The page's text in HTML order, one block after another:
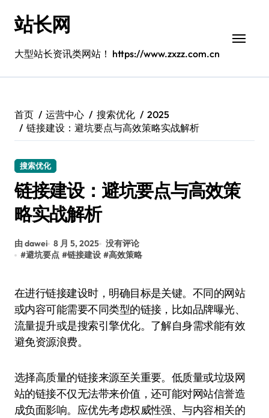
站长网
大型站长资讯类网站！ https://www.zxzz.com.cn
首页 运营中心 搜索优化
2025
链接建设：避坑要点与高效策略实战解析
搜索优化
链接建设：避坑要点与高效策
略实战解析
由 dawei 8 月 5, 2025 没有评论
#避坑要点 #链接建设 #高效策略
在进行链接建设时，明确目标是关键。不同的网站
或内容可能需要不同类型的链接，比如品牌曝光、
流量提升或是搜索引擎优化。了解自身需求能有效
避免资源浪费。
选择高质量的链接来源至关重要。低质量或垃圾网
站的链接不仅无法带来价值，还可能对网站信誉造
成负面影响。应优先考虑权威性强、与内容相关的